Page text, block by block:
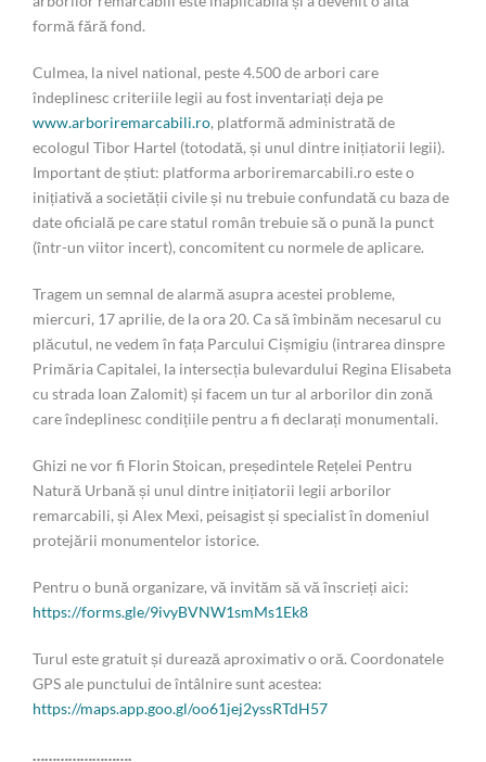
formă fără fond.
Culmea, la nivel national, peste 4.500 de arbori care
îndeplinesc criteriile legii au fost inventariați deja pe
www.arboriremarcabili.ro, platformă administrată de
ecologul Tibor Hartel (totodată, și unul dintre inițiatorii legii).
Important de știut: platforma arboriremarcabili.ro este o
inițiativă a societății civile și nu trebuie confundată cu baza de
date oficială pe care statul român trebuie să o pună la punct
(într-un viitor incert), concomitent cu normele de aplicare.
Tragem un semnal de alarmă asupra acestei probleme,
miercuri, 17 aprilie, de la ora 20. Ca să îmbinăm necesarul cu
plăcutul, ne vedem în fața Parcului Cișmigiu (intrarea dinspre
Primăria Capitalei, la intersecția bulevardului Regina Elisabeta
cu strada Ioan Zalomit) și facem un tur al arborilor din zonă
care îndeplinesc condițiile pentru a fi declarați monumentali.
Ghizi ne vor fi Florin Stoican, președintele Rețelei Pentru
Natură Urbană și unul dintre inițiatorii legii arborilor
remarcabili, și Alex Mexi, peisagist și specialist în domeniul
protejării monumentelor istorice.
Pentru o bună organizare, vă invităm să vă înscrieți aici:
https://forms.gle/9ivyBVNW1smMs1Ek8
Turul este gratuit și durează aproximativ o oră. Coordonatele
GPS ale punctului de întâlnire sunt acestea:
https://maps.app.goo.gl/oo61jej2yssRTdH57
…………………….